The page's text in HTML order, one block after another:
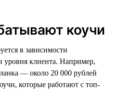
коучи
в зависимости
уровня клиента. Например,
— около 20 000 рублей
которые работают с топ-